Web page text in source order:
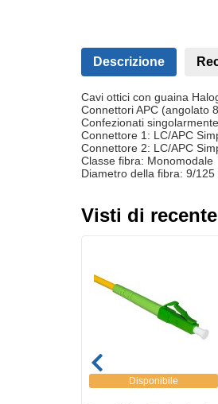
Descrizione
Cavi ottici con guaina
Connettori APC (angolato
Confezionati
Connettore 1: LC/APC
Connettore 2: LC/APC
Classe fibra: Monomodale
Diametro della fibra: 9/125
Visti di recente
Disponibile